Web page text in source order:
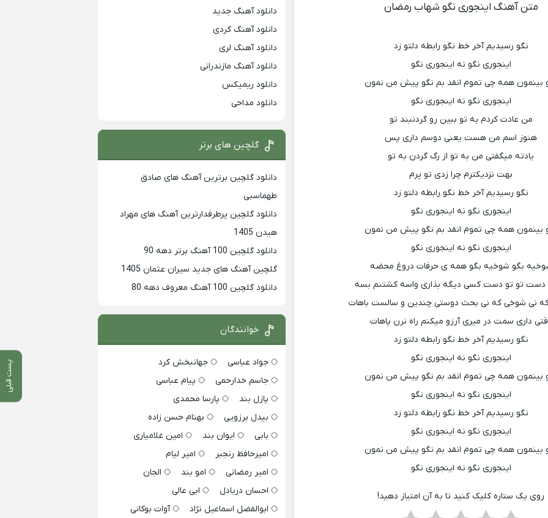
پست قبلی
متن آهنگ اینجوری نگو شهاب رمضان
نگو رسیدیم آخر خط نگو رابطه دلتو زد
اینجوری نگو نه اینجوری نگو
بینمون همه چی تموم انقد بم نگو پیش من نمون
اینجوری نگو نه اینجوری نگو
من عادت کردم به تو ببین رو گردنبند تو
هنوز اسم من هست یعنی دوسم داری پس
یادته میگفتی من به تو از رگ گردن به تو
بهت نزدیکترم چرا زدی تو پرم
نگو رسیدیم آخر خط نگو رابطه دلتو زد
اینجوری نگو نه اینجوری نگو
بینمون همه چی تموم انقد بم نگو پیش من نمون
اینجوری نگو نه اینجوری نگو
بگو شوخیه بگو همه ی حرفات دروغ محضه
دست تو تو دست کسی دیگه بذاری واسه کشتنم بسه
نی شوخی که نی بحث دوستی چندین و سالست باهات
داری سمت در میری آرزو میکنم راه نرن پاهات
نگو رسیدیم آخر خط نگو رابطه دلتو زد
اینجوری نگو نه اینجوری نگو
بینمون همه چی تموم انقد بم نگو پیش من نمون
اینجوری نگو نه اینجوری نگو
نگو رسیدیم آخر خط نگو رابطه دلتو زد
اینجوری نگو نه اینجوری نگو
بینمون همه چی تموم انقد بم نگو پیش من نمون
اینجوری نگو نه اینجوری نگو
روی یک ستاره کلیک کنید تا به آن امتیاز دهید!
دانلود آهنگ جدید
دانلود آهنگ کردی
دانلود آهنگ لری
دانلود آهنگ مازندرانی
دانلود ریمیکس
دانلود مداحی
گلچین های برتر
دانلود گلچین برترین آهنگ های صادق
طهماسبی
دانلود گلچین پرطرفدارترین آهنگ های مهراد
هیدن 1405
دانلود گلچین 100 آهنگ برتر دهه 90
گلچین آهنگ های جدید سیران عثمان 1405
دانلود گلچین 100 آهنگ معروف دهه 80
خوانندگان
جواد عباسی
جهانبخش کرد
جاسم خدارحمی
پیام عباسی
پازل بند
پارسا محمدی
بیدل برزویی
بهنام حسن زاده
بابی
ایوان بند
امین غلامیاری
امیرحافظ رنجبر
امیر لیام
امیر رمضانی
امو بند
الجان
احسان دریادل
ابی عالی
ابوالفضل اسماعیل نژاد
آوات بوکانی